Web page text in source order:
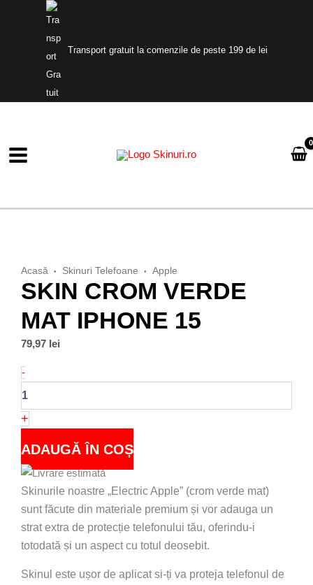
Transport gratuit la comenzile de peste 199 de lei
Acasă • Skinuri Telefoane • Apple
SKIN CROM VERDE
MAT IPHONE 15
79,97 lei
-Cantitate
Skin
Crom
Verde
Mat
15
+
ADAUGĂ ÎN COȘ
Skinurile noastre „Electric Apple” (crom verde mat)
sunt făcute din materiale premium și vor adauga un
strat extra de protecție telefonului tău, oferindu-i
totodată și un aspect cu totul deosebit.
Skinul este ușor de aplicat si-ți va proteja telefonul de